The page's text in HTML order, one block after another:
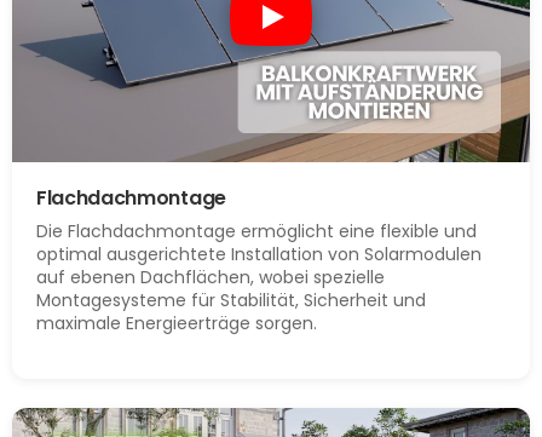
Flachdachmontage
Die Flachdachmontage ermöglicht eine flexible und
optimal ausgerichtete Installation von Solarmodulen
auf ebenen Dachflächen, wobei spezielle
Montagesysteme für Stabilität, Sicherheit und
maximale Energieerträge sorgen.